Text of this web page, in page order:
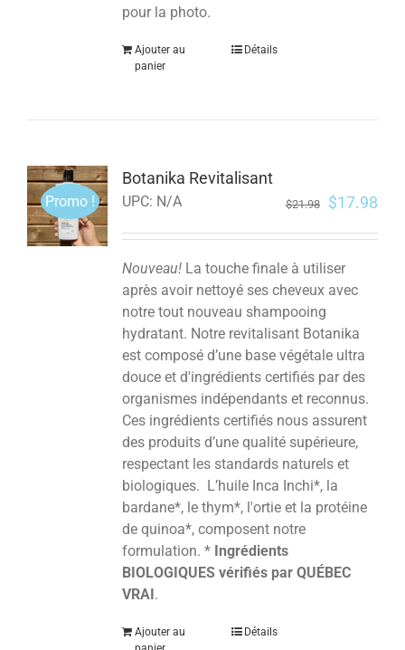
pour la photo.
Ajouter au
panier
Détails
Promo !
Botanika Revitalisant
UPC: N/A $21.98 $17.98
Nouveau!La touche finale à utiliser
après avoir nettoyé ses cheveux avec
notre tout nouveau shampooing
hydratant. Notre revitalisant Botanika
est composé d’une base végétale ultra
douce et d'ingrédients certifiés par des
organismes indépendants et reconnus.
Ces ingrédients certifiés nous assurent
des produits d’une qualité supérieure,
respectant les standards naturels et
biologiques. L’huile Inca Inchi*, la
bardane*, le thym*, l'ortie et la protéine
de quinoa*, composent notre
formulation. *Ingrédients
BIOLOGIQUES vérifiés par QUÉBEC
VRAI.
Ajouter au
Détails